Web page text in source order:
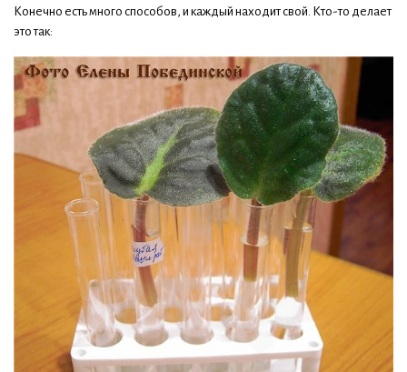
Конечно есть много способов, и каждый находит свой. Кто-то делает
это так: